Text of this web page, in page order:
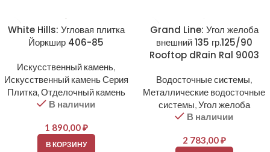
White Hills: Угловая плитка
Йоркшир 406-85
Искусственный камень,
Искусственный камень Серия
Плитка, Отделочный камень
В наличии
1 890,00₽
В КОРЗИНУ
Grand Line: Угол желоба
внешний 135 гр.125/90
Rooftop dRain Ral 9003
Водосточные системы,
Металлические водосточные
системы,Угол желоба
В наличии
2 783,00₽